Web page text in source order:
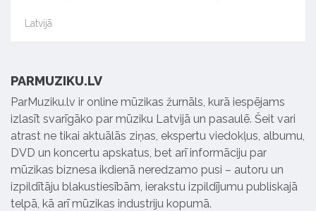
Latvijā
PARMUZIKU.LV
ParMuziku.lv ir online mūzikas žurnāls, kurā iespējams
izlasīt svarīgāko par mūziku Latvijā un pasaulē. Šeit vari
atrast ne tikai aktuālās ziņas, ekspertu viedokļus, albumu,
DVD un koncertu apskatus, bet arī informāciju par
mūzikas biznesa ikdienā neredzamo pusi – autoru un
izpildītāju blakustiesībām, ierakstu izpildījumu publiskajā
telpā, kā arī mūzikas industriju kopumā.